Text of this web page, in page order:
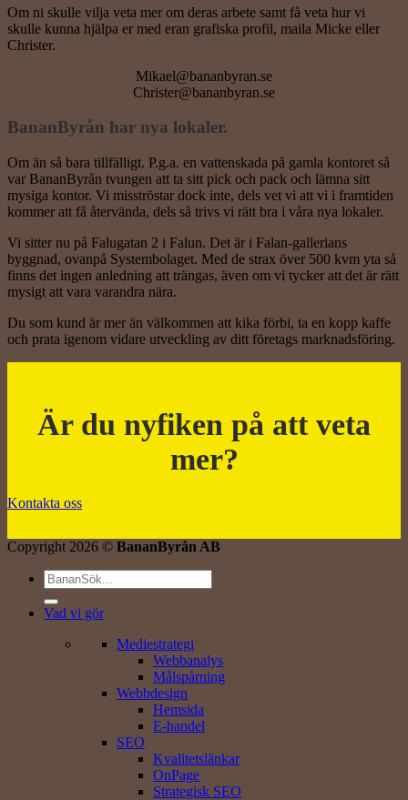
Om ni skulle vilja veta mer om deras arbete samt få veta hur vi
skulle kunna hjälpa er med eran grafiska profil, maila Micke eller
Christer.
Mikael@bananbyran.se
Christer@bananbyran.se
BananByrån har nya lokaler.
Om än så bara tillfälligt. P.g.a. en vattenskada på gamla kontoret så
var BananByrån tvungen att ta sitt pick och pack och lämna sitt
mysiga kontor. Vi misströstar dock inte, dels vet vi att vi i framtiden
kommer att få återvända, dels så trivs vi rätt bra i våra nya lokaler.
Vi sitter nu på Falugatan 2 i Falun. Det är i Falan-gallerians
byggnad, ovanpå Systembolaget. Med de strax över 500 kvm yta så
finns det ingen anledning att trängas, även om vi tycker att det är rätt
mysigt att vara varandra nära.
Du som kund är mer än välkommen att kika förbi, ta en kopp kaffe
och prata igenom vidare utveckling av ditt företags marknadsföring.
Är du nyfiken på att veta
mer?
Kontakta oss
Copyright 2026 © BananByrån AB
Vad vi gör
Mediestrategi
Webbanalys
Målspårning
Webbdesign
Hemsida
E-handel
SEO
Kvalitetslänkar
OnPage
Strategisk SEO